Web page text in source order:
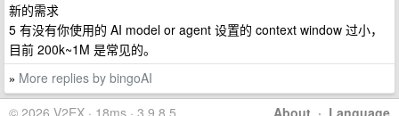
新的需求
5 有没有你使用的 AI model or agent 设置的 context window 过小，
目前 200k~1M 是常见的。
» More replies by bingoAI
About · Language
© 2026 V2EX · 18ms · 3.9.8.5